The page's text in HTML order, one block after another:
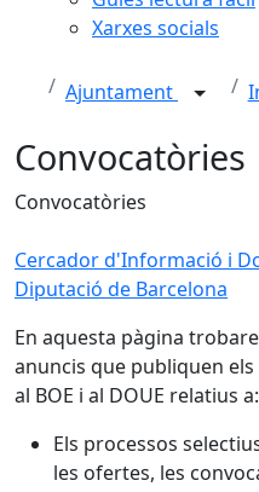
Xarxes socials
Ajuntament
Convocatòries
Convocatòries
Cercador d'Informació i
Diputació de Barcelona
En aquesta pàgina
anuncis que publiquen els
al BOE i al DOUE relatius a:
Els processos
les ofertes, les